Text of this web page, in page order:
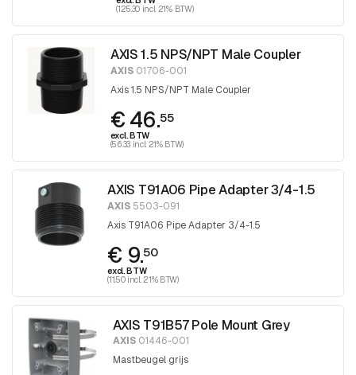
(125.30 incl. 21% BTW)
AXIS 1.5 NPS/NPT Male Coupler
AXIS01706-001
Axis 1.5 NPS/NPT Male Coupler
€ 46.55
excl. BTW
(56.33 incl. 21% BTW)
AXIS T91A06 Pipe Adapter 3/4-1.5
AXIS 5503-091
Axis T91A06 Pipe Adapter 3/4-1.5
€ 9.50
excl. BTW
(11.50 incl. 21% BTW)
AXIS T91B57 Pole Mount Grey
AXIS01446-001
Mastbeugel grijs